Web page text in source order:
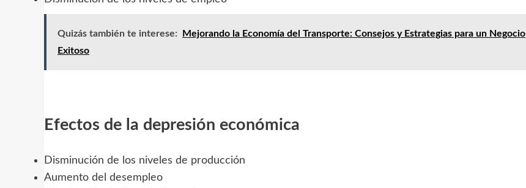
Quizás también te interese:
Mejorando la Economía del Transporte: Consejos y Estrategias para un Negocio
Exitoso
Efectos de la depresión económica
Disminución de los niveles de producción
Aumento del desempleo